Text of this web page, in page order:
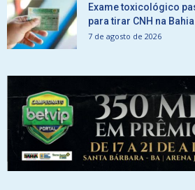
Exame toxicológico
para tirar CNH na Bahia
7 de agosto de 2026